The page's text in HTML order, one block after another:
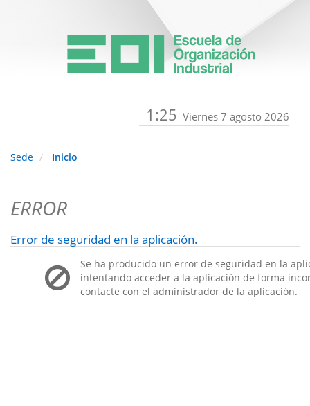
1:25 Viernes 7 agosto 2026
Sede Inicio
ERROR
Error de seguridad en la aplicación.
Se ha producido un error de seguridad en la
intentando acceder a la aplicación de forma
contacte con el administrador de la aplicación.